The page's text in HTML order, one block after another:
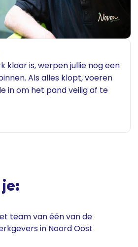
klaar is, werpen jullie nog een
Als alles klopt, voeren
in om het pand veilig af te
team van één van de
in Noord Oost